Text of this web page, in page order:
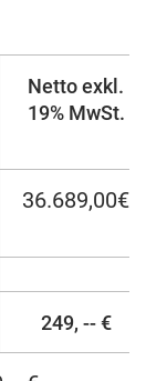
Netto exkl.
19% MwSt.
36.689,00€
249, -- €